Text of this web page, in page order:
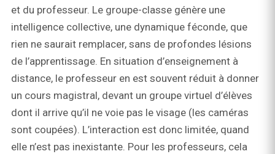
et du professeur. Le groupe-classe génère une
intelligence collective, une dynamique féconde, que
rien ne saurait remplacer, sans de profondes lésions
de l’apprentissage. En situation d’enseignement à
distance, le professeur en est souvent réduit à donner
un cours magistral, devant un groupe virtuel d’élèves
dont il arrive qu’il ne voie pas le visage (les caméras
sont coupées). L’interaction est donc limitée, quand
elle n’est pas inexistante. Pour les professeurs, cela